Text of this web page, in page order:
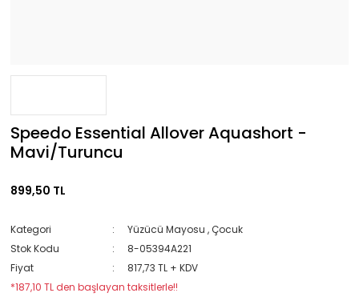
Speedo Essential Allover Aquashort -
Mavi/Turuncu
899,50 TL
Kategori Yüzücü Mayosu ,Çocuk
Stok Kodu
8-05394A221
Fiyat
817,73 TL + KDV
*187,10 TL den başlayan taksitlerle!!